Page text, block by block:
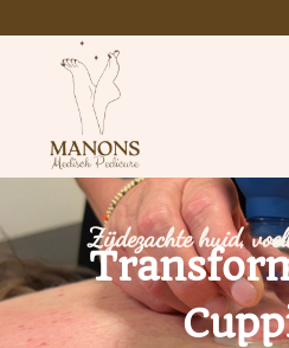
Zijdezachte huid,